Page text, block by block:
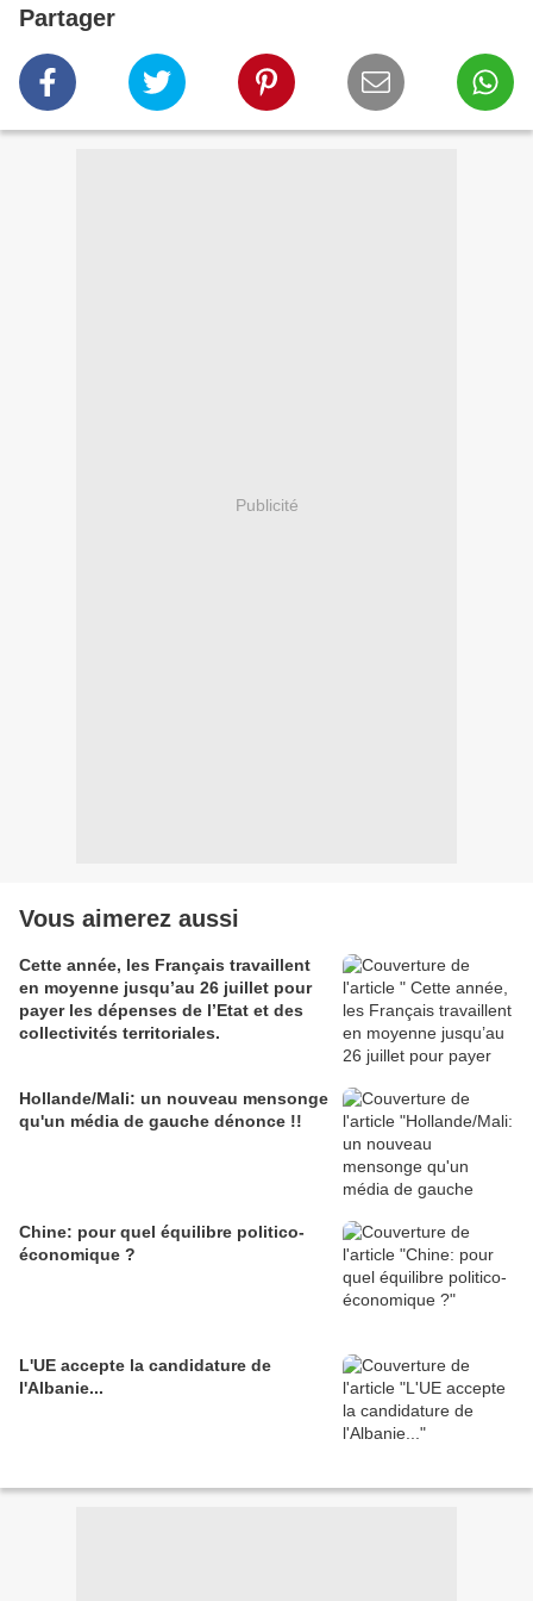
Partager
Publicité
Vous aimerez aussi
Cette année, les Français travaillent
en moyenne jusqu’au 26 juillet pour
payer les dépenses de l’Etat et des
collectivités territoriales.
Hollande/Mali: un nouveau mensonge
qu'un média de gauche dénonce !!
Chine: pour quel équilibre politico-
économique ?
L'UE accepte la candidature de
l'Albanie...